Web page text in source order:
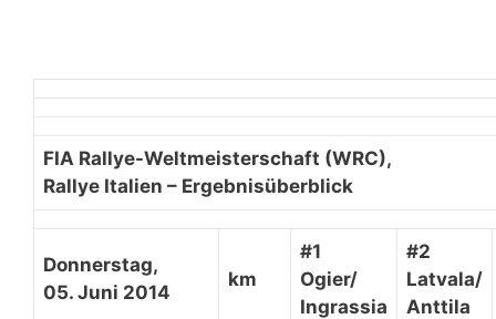
FIA Rallye-Weltmeisterschaft (WRC),
Rallye Italien – Ergebnisüberblick
Donnerstag,
05. Juni 2014
km
#1
Ogier/
Ingrassia
#2
Latvala/
Anttila